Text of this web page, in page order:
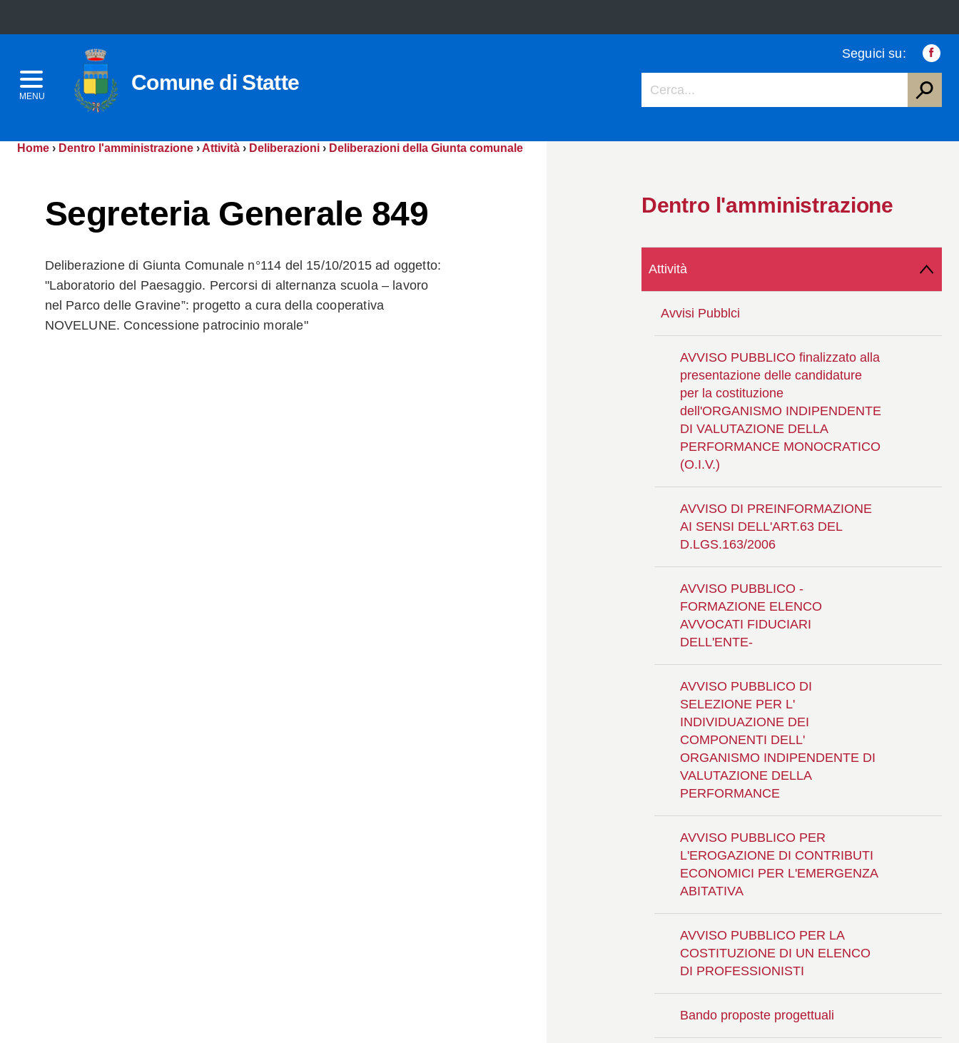
MENU
Comune di Statte
Seguici su:
Home › Dentro l'amministrazione › Attività › Deliberazioni › Deliberazioni della Giunta comunale
Segreteria Generale 849
Deliberazione di Giunta Comunale n°114 del 15/10/2015 ad oggetto:
"Laboratorio del Paesaggio. Percorsi di alternanza scuola – lavoro
nel Parco delle Gravine”: progetto a cura della cooperativa
NOVELUNE. Concessione patrocinio morale"
Dentro l'amministrazione
Attività
Avvisi Pubblci
AVVISO PUBBLICO finalizzato alla
presentazione delle candidature
per la costituzione
dell'ORGANISMO INDIPENDENTE
DI VALUTAZIONE DELLA
PERFORMANCE MONOCRATICO
(O.I.V.)
AVVISO DI PREINFORMAZIONE
AI SENSI DELL'ART.63 DEL
D.LGS.163/2006
AVVISO PUBBLICO -
FORMAZIONE ELENCO
AVVOCATI FIDUCIARI
DELL'ENTE-
AVVISO PUBBLICO DI
SELEZIONE PER L'
INDIVIDUAZIONE DEI
COMPONENTI DELL'
ORGANISMO INDIPENDENTE DI
VALUTAZIONE DELLA
PERFORMANCE
AVVISO PUBBLICO PER
L'EROGAZIONE DI CONTRIBUTI
ECONOMICI PER L'EMERGENZA
ABITATIVA
AVVISO PUBBLICO PER LA
COSTITUZIONE DI UN ELENCO
DI PROFESSIONISTI
Bando proposte progettuali